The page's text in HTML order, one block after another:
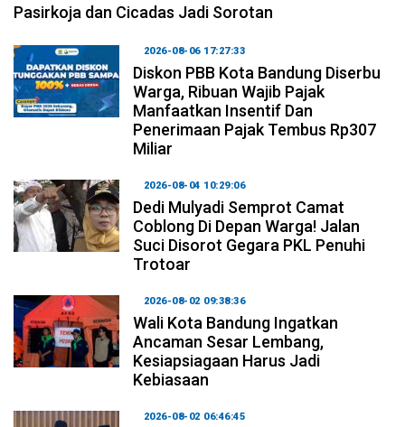
Pasirkoja dan Cicadas Jadi Sorotan
2026-08-06 17:27:33
Diskon PBB Kota Bandung Diserbu
Warga, Ribuan Wajib Pajak
Manfaatkan Insentif Dan
Penerimaan Pajak Tembus Rp307
Miliar
2026-08-04 10:29:06
Dedi Mulyadi Semprot Camat
Coblong Di Depan Warga! Jalan
Suci Disorot Gegara PKL Penuhi
Trotoar
2026-08-02 09:38:36
Wali Kota Bandung Ingatkan
Ancaman Sesar Lembang,
Kesiapsiagaan Harus Jadi
Kebiasaan
2026-08-02 06:46:45